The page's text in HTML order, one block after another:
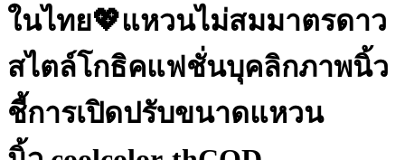
ในไทย💖แหวนไม่สมมาตรดาว
สไตล์โกธิคแฟชั่นบุคลิกภาพนิ้ว
ชี้การเปิดปรับขนาดแหวน